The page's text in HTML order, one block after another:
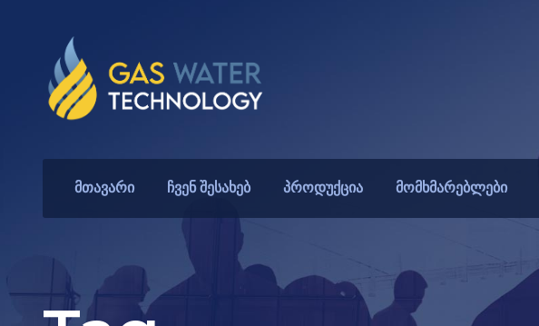
მთავარი ჩვენ შესახებ პროდუქცია მომხმარებლები